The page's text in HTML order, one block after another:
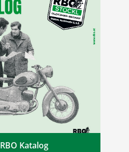
RBO Katalog